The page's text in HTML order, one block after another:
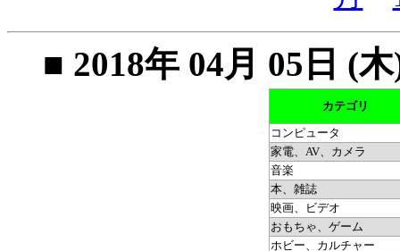
■ 2018年 04月 05日 (
カテゴリ
コンピュータ
家電、AV、カメラ
音楽
本、雑誌
映画、ビデオ
おもちゃ、ゲーム
ホビー、カルチャー